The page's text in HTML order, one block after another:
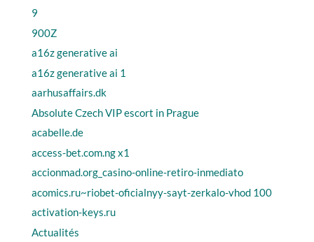
9
900Z
a16z generative ai
a16z generative ai 1
aarhusaffairs.dk
Absolute Czech VIP escort in Prague
acabelle.de
access-bet.com.ng x1
accionmad.org_casino-online-retiro-inmediato
acomics.ru~riobet-oficialnyy-sayt-zerkalo-vhod 100
activation-keys.ru
Actualités